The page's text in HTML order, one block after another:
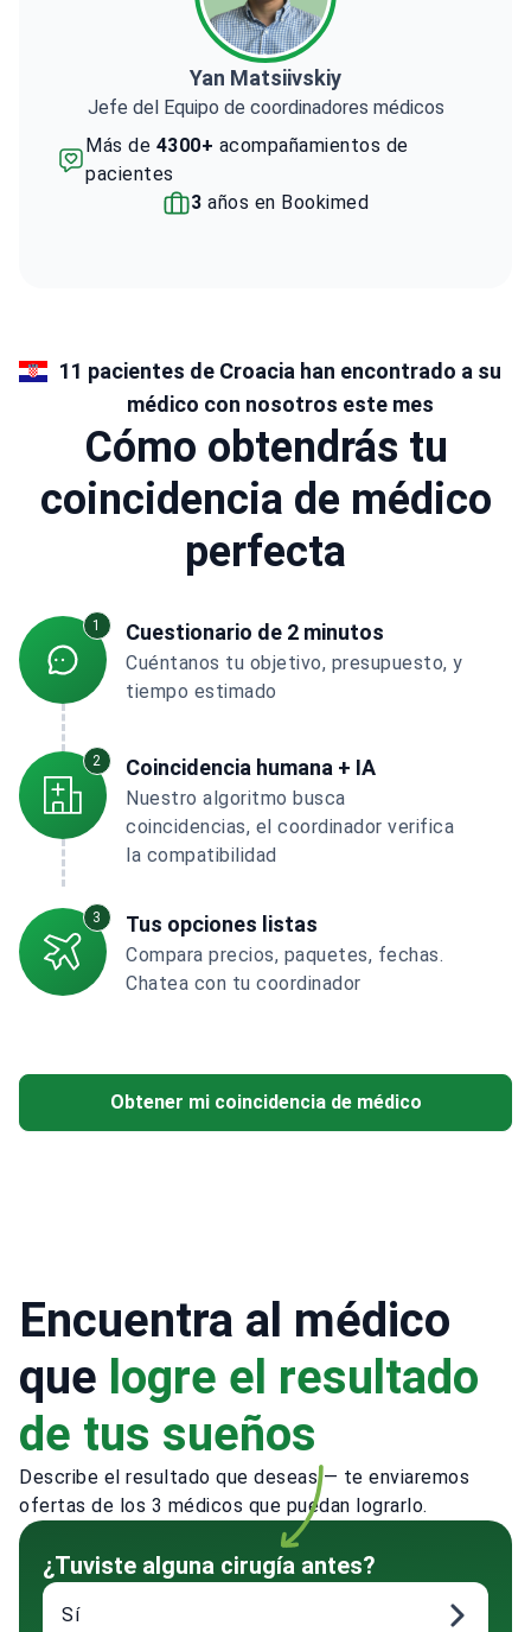
Yan Matsiivskiy
Jefe del Equipo de coordinadores médicos
Más de 4300+ acompañamientos de
pacientes
3 años en Bookimed
11 pacientes de Croacia han encontrado a su
médico con nosotros este mes
Cómo obtendrás tu
coincidencia de médico
perfecta
1 Cuestionario de 2 minutos
Cuéntanos tu objetivo, presupuesto, y
tiempo estimado
2 Coincidencia humana + IA
Nuestro algoritmo busca
coincidencias, el coordinador verifica
la compatibilidad
3 Tus opciones listas
Compara precios, paquetes, fechas.
Chatea con tu coordinador
Obtener mi coincidencia de médico
Encuentra al médico
que logre el resultado
de tus sueños
Describe el resultado que deseas — te enviaremos
ofertas de los 3 médicos que puedan lograrlo.
¿Tuviste alguna cirugía antes?
Sí